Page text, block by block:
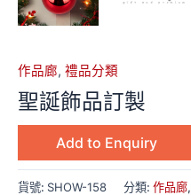
作品廊, 禮品分類
聖誕飾品訂製
Add to Enquiry
貨號: SHOW-158 分類: 作品廊,